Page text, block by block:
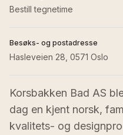
Bestill tegnetime
Besøks- og postadresse
Hasleveien 28, 0571 Oslo
Korsbakken Bad AS
dag en kjent norsk,
kvalitets- og